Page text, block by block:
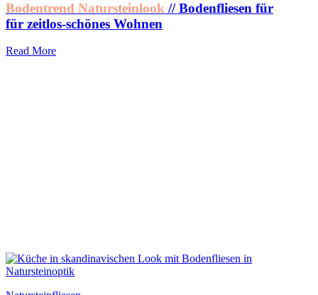
Bodentrend Natursteinlook // Bodenfliesen für
für zeitlos-schönes Wohnen
Read More